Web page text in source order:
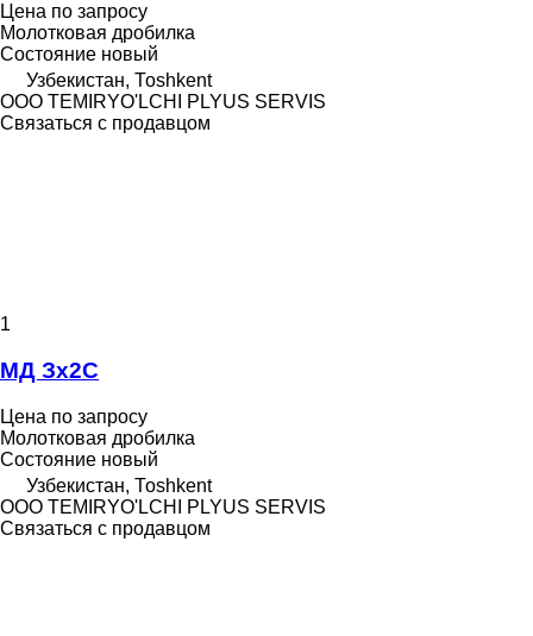
Цена по запросу
Молотковая дробилка
Состояние новый
Узбекистан, Тоshkent
OOO TEMIRYO'LCHI PLYUS SERVIS
Связаться с продавцом
1
МД Зх2С
Цена по запросу
Молотковая дробилка
Состояние новый
Узбекистан, Тоshkent
OOO TEMIRYO'LCHI PLYUS SERVIS
Связаться с продавцом